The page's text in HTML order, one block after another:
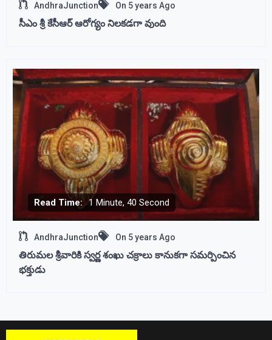
AndhraJunction On 5 years Ago
సీఎం శ్రీ కేసీఆర్ ఆరోగ్యం నిలకడగా వుంది
Read Time: 1 Minute, 40 Second
AndhraJunction On 5 years Ago
తిరుమల శ్రీవారికి స్వర్ణ శంఖు చక్రాలు కానుకగా సమర్పించిన
భక్తుడు